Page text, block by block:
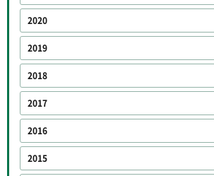
2020
2019
2018
2017
2016
2015